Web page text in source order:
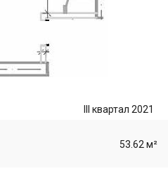
III квартал 2021
53.62 м²